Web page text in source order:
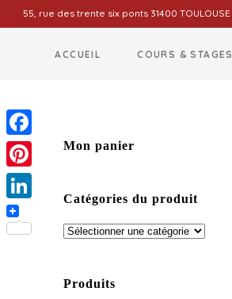
55, rue des trente six ponts 31400 TOULOUSE
ACCUEIL COURS & STAGES
Mon panier
Catégories du produit
Produits
Facebook
Pinterest
LinkedIn